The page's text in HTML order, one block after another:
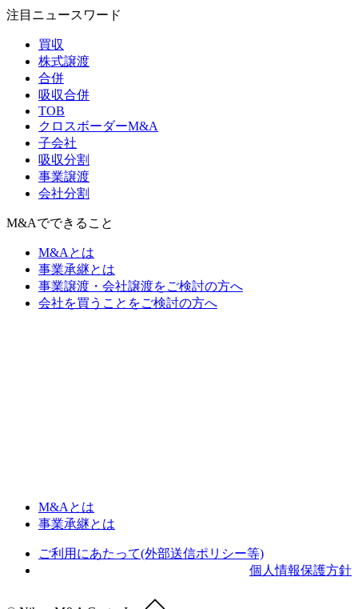
注目ニュースワード
買収
株式譲渡
合併
吸収合併
TOB
クロスボーダーM&A
子会社
吸収分割
事業譲渡
会社分割
M&Aでできること
M&Aとは
事業承継とは
事業譲渡・会社譲渡をご検討の方へ
会社を買うことをご検討の方へ
M&Aとは
事業承継とは
ご利用にあたって(外部送信ポリシー等)
個人情報保護方針